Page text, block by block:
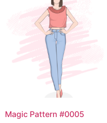
Magic Pattern #0005